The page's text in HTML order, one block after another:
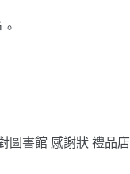
圖書館 感謝狀禮品店